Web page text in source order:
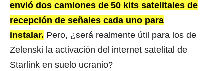
envió dos camiones de 50 kits satelitales de
recepción de señales cada uno para
instalar. Pero, ¿será realmente útil para los de
Zelenski la activación del internet satelital de
Starlink en suelo ucranio?